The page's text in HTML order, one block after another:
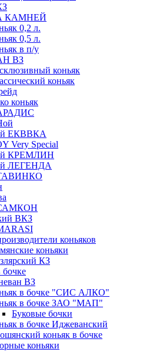
КАМНЕЙ
0,2 л.
0,5 л.
в п/у
ВЗ
коньяк
коньяк
коньяк
ЕКВВКА
Very Special
КРЕМЛИН
ЛЕГЕНДА
САМКОН
ВКЗ
коньяков
коньяки
КЗ
бочке
ВЗ
в бочке "СИС АЛКО"
в бочке ЗАО "МАП"
Буковые бочки
в бочке Иджеванский
коньяк в бочке
коньяки